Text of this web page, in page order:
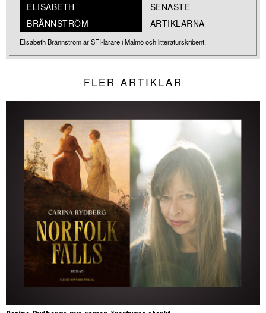
ELISABETH
BRÄNNSTRÖM
SENASTE
ARTIKLARNA
Elisabeth Brännström är SFI-lärare i Malmö och litteraturskribent.
FLER ARTIKLAR